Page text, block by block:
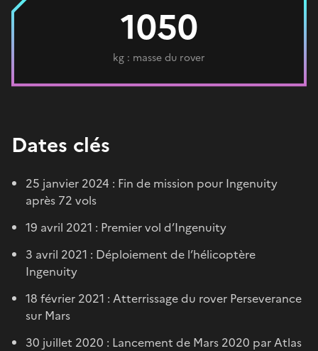
1050
kg : masse du rover
Dates clés
25 janvier 2024 : Fin de mission pour Ingenuity
après 72 vols
19 avril 2021 : Premier vol d’Ingenuity
3 avril 2021 : Déploiement de l’hélicoptère
Ingenuity
18 février 2021 : Atterrissage du rover Perseverance
sur Mars
30 juillet 2020 : Lancement de Mars 2020 par Atlas